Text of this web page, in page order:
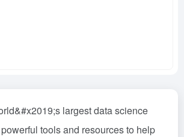
largest data science
tools and resources to help